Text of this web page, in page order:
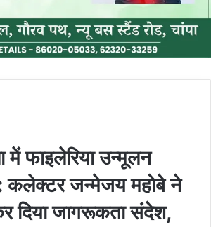
में फाइलेरिया उन्मूलन
कलेक्टर जन्मेजय महोबे ने
दिया जागरूकता संदेश,